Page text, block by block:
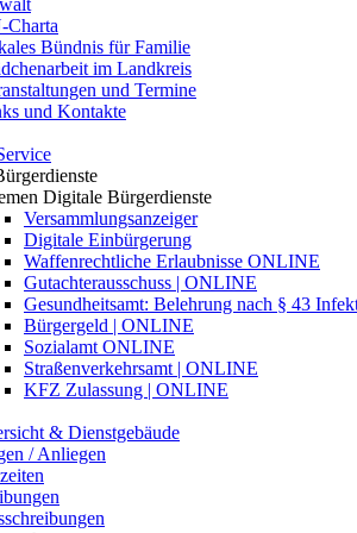
Charta
Bündnis für Familie
im Landkreis
und Termine
und Kontakte
Digitale Bürgerdienste
Versammlungsanzeiger
Digitale Einbürgerung
Waffenrechtliche Erlaubnisse ONLINE
Gutachterausschuss | ONLINE
Gesundheitsamt: Belehrung nach § 43
Bürgergeld | ONLINE
Sozialamt ONLINE
Straßenverkehrsamt | ONLINE
KFZ Zulassung | ONLINE
& Dienstgebäude
/ Anliegen